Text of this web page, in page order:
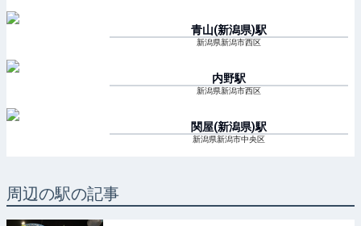
青山(新潟県)駅
新潟県新潟市西区
内野駅
新潟県新潟市西区
関屋(新潟県)駅
新潟県新潟市中央区
周辺の駅の記事